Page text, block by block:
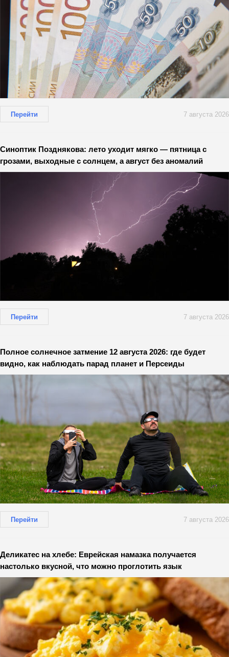
Перейти 7 августа 2026
Синоптик Позднякова: лето уходит мягко — пятница с
грозами, выходные с солнцем, а август без аномалий
Перейти 7 августа 2026
Полное солнечное затмение 12 августа 2026: где будет
видно, как наблюдать парад планет и Персеиды
Перейти 7 августа 2026
Деликатес на хлебе: Еврейская намазка получается
настолько вкусной, что можно проглотить язык